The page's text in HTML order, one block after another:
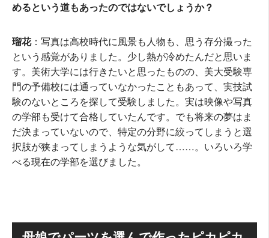
めるという道もあったのではないでしょうか？
瑠花：写真は高校時代に風景も人物も、思う存分撮った
という感覚がありました。少し熱が冷めたんだと思いま
す。美術大学には行きたいと思ったものの、美大受験専
門の予備校には通っていなかったこともあって、実技試
験のないところを探して受験しました。実は映像や写真
の学部も受けて合格していたんです。でも将来の夢はま
だ決まっていないので、特定の分野に絞ってしまうと選
択肢が狭まってしまうような気がして……。いろいろ学
べる現在の学部を選びました。